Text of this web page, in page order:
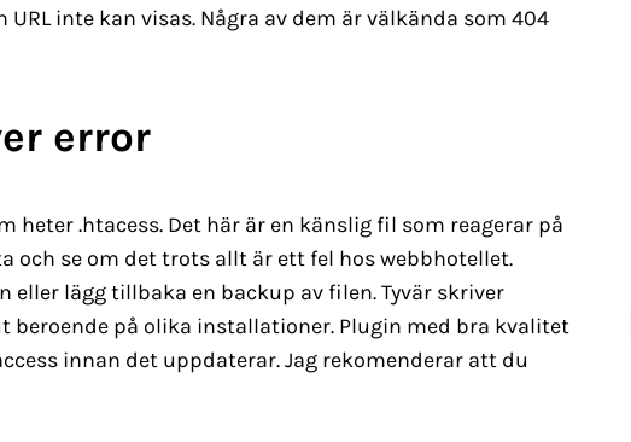
inte kan visas. Några av dem är välkända som 404
error
heter .htacess. Det här är en känslig fil som reagerar på
och se om det trots allt är ett fel hos webbhotellet.
lägg tillbaka en backup av filen. Tyvär skriver
beroende på olika installationer. Plugin med bra kvalitet
innan det uppdaterar. Jag rekomenderar att du